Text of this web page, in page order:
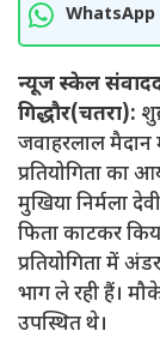
WhatsApp
न्यूज स्केल
गिद्धौर(चतरा):
जवाहरलाल मैदान
प्रतियोगिता का
मुखिया निर्मला
फिता काटकर
प्रतियोगिता में
भाग ले रही हैं।
उपस्थित थे।